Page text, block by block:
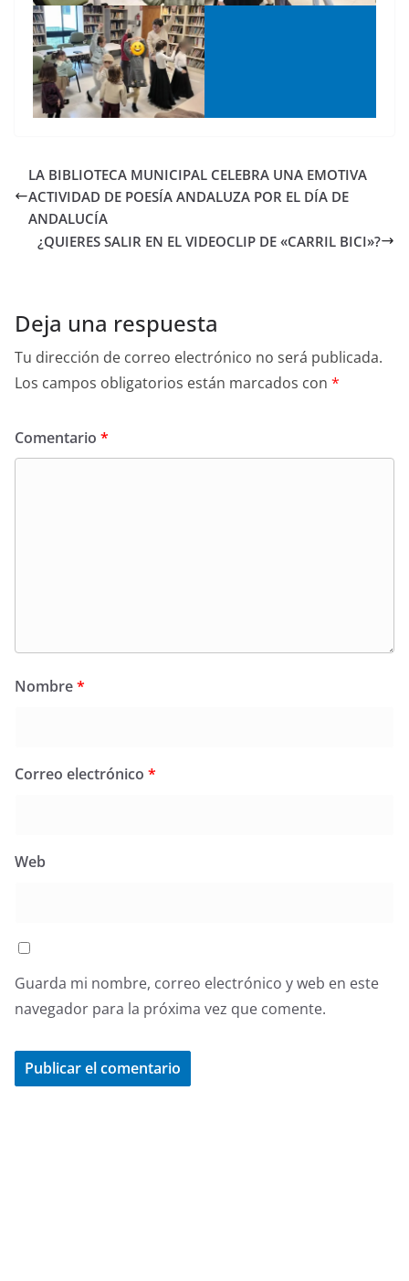
LA BIBLIOTECA MUNICIPAL CELEBRA UNA EMOTIVA
ACTIVIDAD DE POESÍA ANDALUZA POR EL DÍA DE
ANDALUCÍA
¿QUIERES SALIR EN EL VIDEOCLIP DE «CARRIL BICI»?
Deja una respuesta
Tu dirección de correo electrónico no será publicada.
Los campos obligatorios están marcados con *
Comentario *
Nombre*
Correo electrónico *
Web
Guarda mi nombre, correo electrónico y web en este
navegador para la próxima vez que comente.